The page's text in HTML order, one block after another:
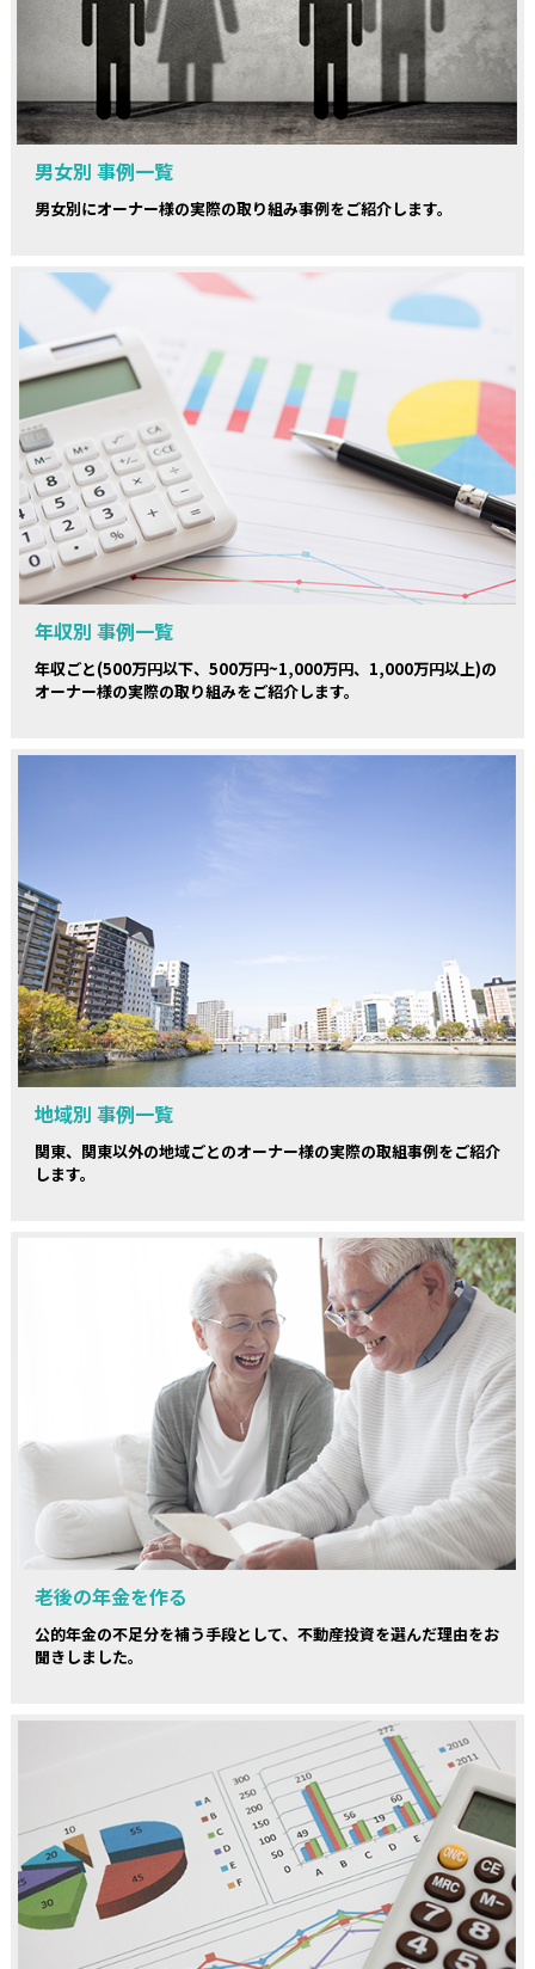
男女別 事例一覧
男女別にオーナー様の実際の取り組み事例をご紹介します。
年収別 事例一覧
年収ごと(500万円以下、500万円~1,000万円、1,000万円以上)の
オーナー様の実際の取り組みをご紹介します。
地域別 事例一覧
関東、関東以外の地域ごとのオーナー様の実際の取組事例をご紹介
します。
老後の年金を作る
公的年金の不足分を補う手段として、不動産投資を選んだ理由をお
聞きしました。